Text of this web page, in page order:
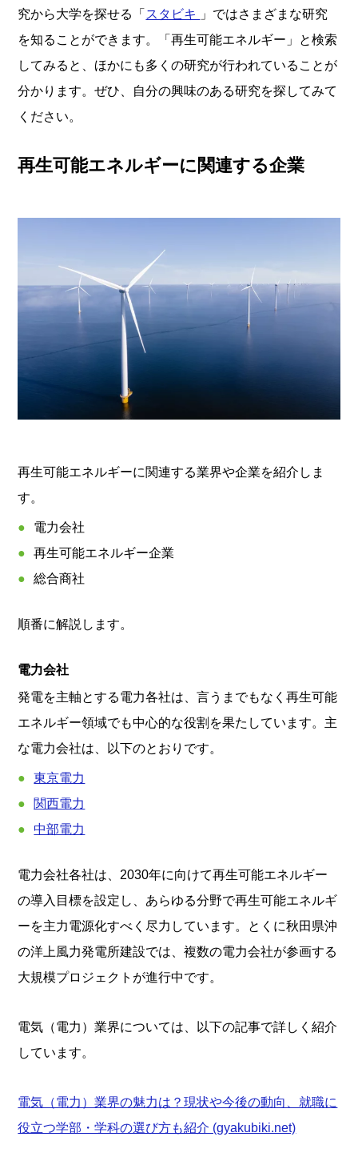
究から大学を探せる「 スタビキ
」ではさまざまな研究
を知ることができます。「再生可能エネルギー」と検索
してみると、ほかにも多くの研究が行われていることが
分かります。ぜひ、自分の興味のある研究を探してみて
ください。
再生可能エネルギーに関連する企業
再生可能エネルギーに関連する業界や企業を紹介しま
す。
電力会社
再生可能エネルギー企業
総合商社
順番に解説します。
電力会社
発電を主軸とする電力各社は、言うまでもなく再生可能
エネルギー領域でも中心的な役割を果たしています。主
な電力会社は、以下のとおりです。
東京電力
関西電力
中部電力
電力会社各社は、2030年に向けて再生可能エネルギー
の導入目標を設定し、あらゆる分野で再生可能エネルギ
ーを主力電源化すべく尽力しています。とくに秋田県沖
の洋上風力発電所建設では、複数の電力会社が参画する
大規模プロジェクトが進行中です。
電気（電力）業界については、以下の記事で詳しく紹介
しています。
電気（電力）業界の魅力は？現状や今後の動向、就職に
役立つ学部・学科の選び方も紹介 (gyakubiki.net)